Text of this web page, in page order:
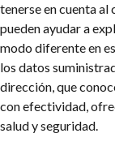
tenerse en cuenta
pueden ayudar a
modo diferente en
los datos
dirección, que
con efectividad,
salud y seguridad.